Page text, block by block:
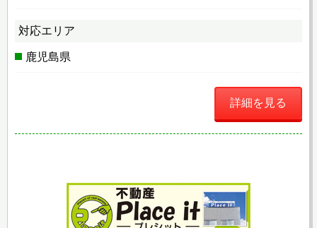
対応エリア
鹿児島県
詳細を見る